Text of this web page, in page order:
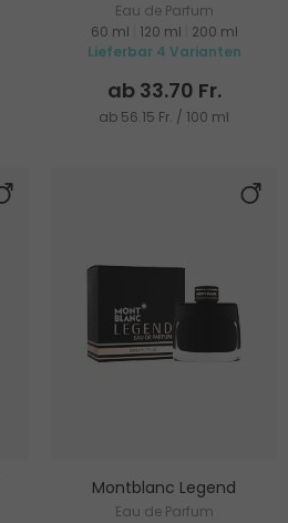
Eau de Parfum
60 ml
120 ml
200 ml
Lieferbar 4 Varianten
ab 33.70 Fr.
ab 56.15 Fr. / 100 ml
Montblanc Legend
Eau de Parfum